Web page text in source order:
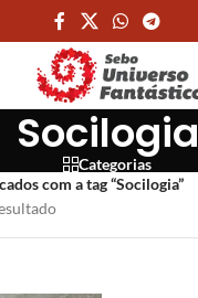
Socilogia
Categorias
com a tag “Socilogia”